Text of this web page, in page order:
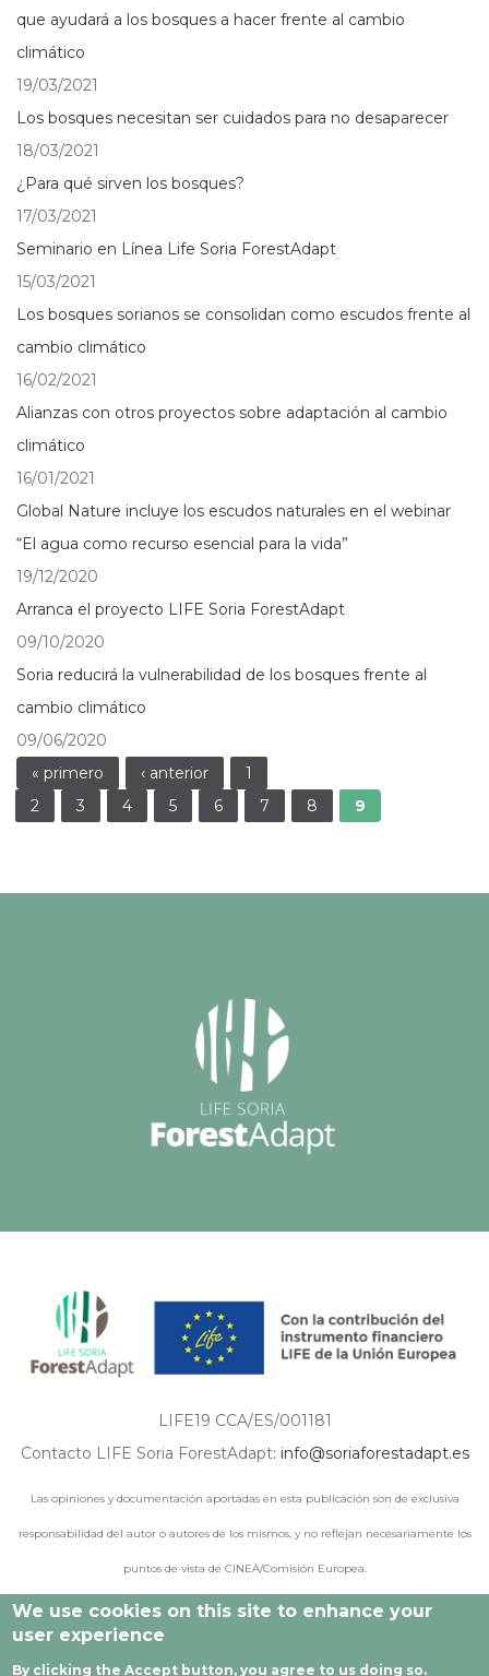
que ayudará a los bosques a hacer frente al cambio
climático
19/03/2021
Los bosques necesitan ser cuidados para no desaparecer
18/03/2021
¿Para qué sirven los bosques?
17/03/2021
Seminario en Línea Life Soria ForestAdapt
15/03/2021
Los bosques sorianos se consolidan como escudos frente al
cambio climático
16/02/2021
Alianzas con otros proyectos sobre adaptación al cambio
climático
16/01/2021
Global Nature incluye los escudos naturales en el webinar
“El agua como recurso esencial para la vida”
19/12/2020
Arranca el proyecto LIFE Soria ForestAdapt
09/10/2020
Soria reducirá la vulnerabilidad de los bosques frente al
cambio climático
09/06/2020
Páginas
« primero ‹ anterior
1
2
3 4 5 6 7 8 9
LIFE19 CCA/ES/001181
Contacto LIFE Soria ForestAdapt: info@soriaforestadapt.es
Las opiniones y documentación aportadas en esta publicación son de exclusiva
responsabilidad del autor o autores de los mismos, y no reflejan necesariamente los
puntos de vista de CINEA/Comisión Europea.
We use cookies on this site to enhance your
user experience
By clicking the Accept button, you agree to us doing so.